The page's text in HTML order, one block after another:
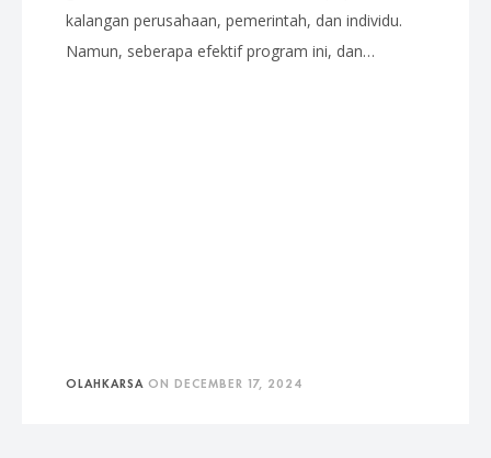
kalangan perusahaan, pemerintah, dan individu.
Namun, seberapa efektif program ini, dan…
OLAHKARSA ON DECEMBER 17, 2024